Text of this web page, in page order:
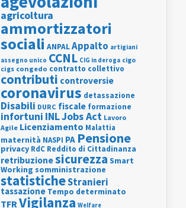
agricoltura
ammortizzatori
sociali ANPALAppalto artigiani
assegno unico CCNL CIG in deroga cigo
cigs congedo contratto collettivo
contributi controversie
coronavirus detassazione
Disabili DURC fiscale formazione
infortuni INLJobs Act Lavoro
Agile Licenziamento Malattia
maternità NASPI PA Pensione
privacy RdC Reddito di Cittadinanza
retribuzionesicurezza Smart
Working somministrazione
statisticheStranieri
tassazione Tempo determinato
TFRVigilanza Welfare